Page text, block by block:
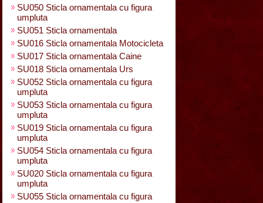
SU050 Sticla ornamentala cu figura
umpluta
SU051 Sticla ornamentala
SU016 Sticla ornamentala Motocicleta
SU017 Sticla ornamentala Caine
SU018 Sticla ornamentala Urs
SU052 Sticla ornamentala cu figura
umpluta
SU053 Sticla ornamentala cu figura
umpluta
SU019 Sticla ornamentala cu figura
umpluta
SU054 Sticla ornamentala cu figura
umpluta
SU020 Sticla ornamentala cu figura
umpluta
SU055 Sticla ornamentala cu figura